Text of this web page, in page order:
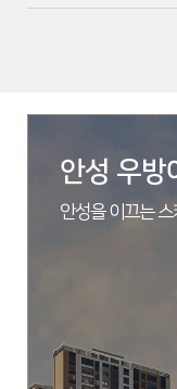
안성 우방
안성을 이끄는